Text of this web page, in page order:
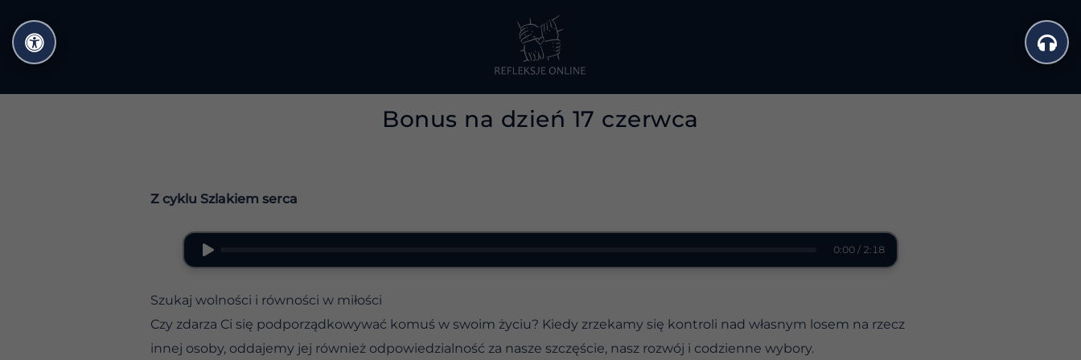
do
treści
Bonus na dzień 17 czerwca
Z cyklu Szlakiem serca
0:00 / 2:18
Szukaj wolności i równości w miłości
Czy zdarza Ci się podporządkowywać komuś w swoim życiu? Kiedy zrzekamy się kontroli nad własnym losem na rzecz
innej osoby, oddajemy jej również odpowiedzialność za nasze szczęście, nasz rozwój i codzienne wybory.